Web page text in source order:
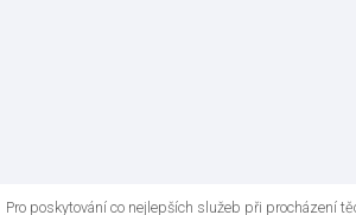
Pro poskytování co nejlepších služeb při procházení